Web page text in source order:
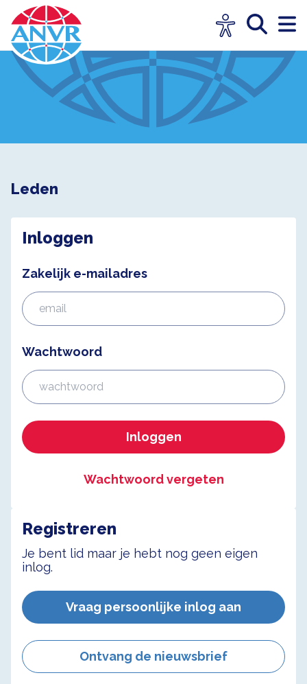
Leden
Inloggen
Zakelijk e-mailadres
Wachtwoord
Inloggen
Wachtwoord vergeten
Registreren
Je bent lid maar je hebt nog geen eigen
inlog.
Vraag persoonlijke inlog aan
Ontvang de nieuwsbrief